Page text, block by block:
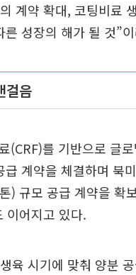
계약 확대, 코팅비료
성장의 해가 될 것”
걸음
(CRF)를 기반으로 글
계약을 체결하며 북
) 규모 공급 계약을 확
이어지고 있다.
육 시기에 맞춰 양분